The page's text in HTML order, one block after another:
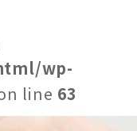
wp-
line 63